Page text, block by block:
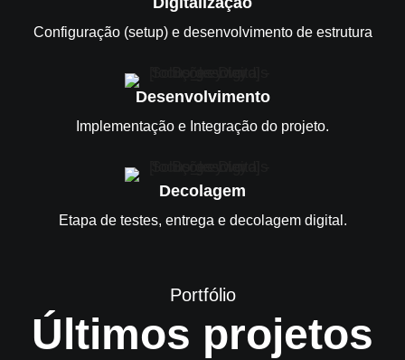
Configuração (setup) e desenvolvimento de estrutura
Desenvolvimento
Implementação e Integração do projeto.
Decolagem
Etapa de testes, entrega e decolagem digital.
Portfólio
Últimos projetos